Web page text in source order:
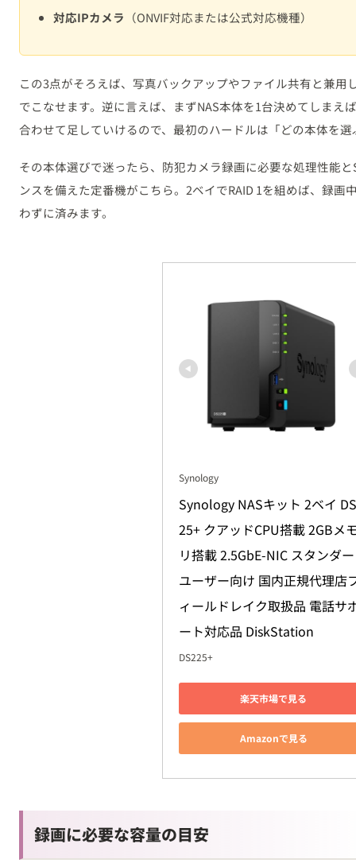
対応IPカメラ （ONVIF対応または公式対応機種）
この3点がそろえば、写真バックアップやファイル共有と兼用
でこなせます。逆に言えば、まずNAS本体を1台決めてしまえ
合わせて足していけるので、最初のハードルは「どの本体を
その本体選びで迷ったら、防犯カメラ録画に必要な処理性能
ンスを備えた定番機がこちら。2ベイでRAID 1を組めば、録画
わずに済みます。
Synology
Synology NASキット 2ベイ
25+ クアッドCPU搭載 2GBメ
リ搭載 2.5GbE-NIC スタンダ
ユーザー向け 国内正規代理店
ィールドレイク取扱品 電話サ
ート対応品 DiskStation
DS225+
楽天市場で見る
Amazonで見る
録画に必要な容量の目安